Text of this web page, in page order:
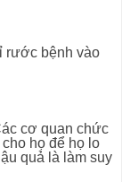
rước bệnh vào
cơ quan chức
họ để họ lo
quả là làm suy